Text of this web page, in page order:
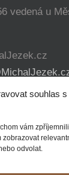
souhlas
vám
zobrazovat
odvolat.
vedená u
346 649